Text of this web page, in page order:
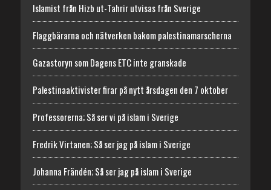
Islamist från Hizb ut-Tahrir utvisas från Sverige
Flaggbärarna och nätverken bakom palestinamarscherna
Gazastoryn som Dagens ETC inte granskade
Palestinaaktivister firar på nytt årsdagen den 7 oktober
Professorerna; Så ser vi på islam i Sverige
Fredrik Virtanen; Så ser jag på islam i Sverige
Johanna Frändén; Så ser jag på islam i Sverige